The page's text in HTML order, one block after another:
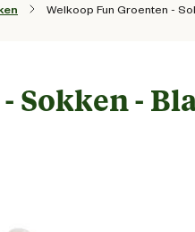
Welkoop Fun Groenten -
Sokken -